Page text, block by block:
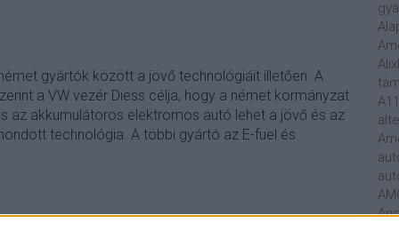
gyártók között a jövő technológiáit illetően. A
a VW vezér Diess célja, hogy a német kormányzat
az akkumulátoros elektromos autó lehet a jövő és az
technológia. A többi gyártó az E-fuel és